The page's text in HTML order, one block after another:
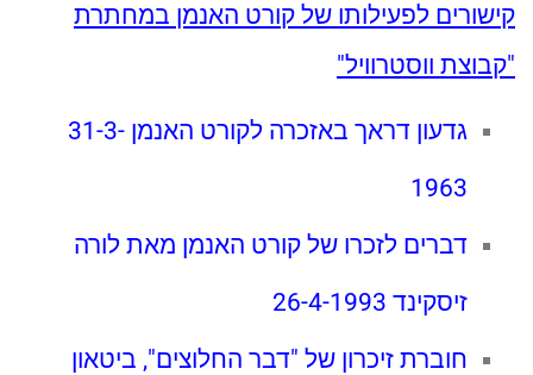
קישורים לפעילותו של קורט האנמן במחתרת
"קבוצת ווסטרוויל"
גדעון דראך באזכרה לקורט האנמן 31-3-
1963
דברים לזכרו של קורט האנמן מאת לורה
זיסקינד 26-4-1993
חוברת זיכרון של "דבר החלוצים", ביטאון